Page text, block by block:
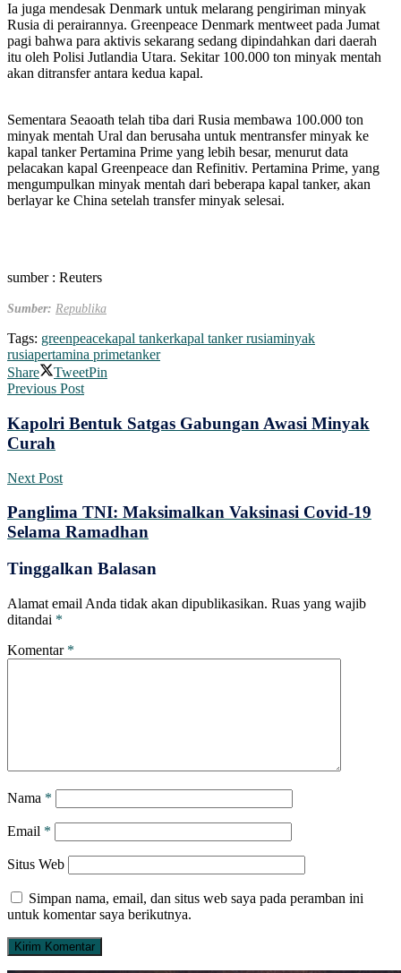
Ia juga mendesak Denmark untuk melarang pengiriman minyak
Rusia di perairannya. Greenpeace Denmark mentweet pada Jumat
pagi bahwa para aktivis sekarang sedang dipindahkan dari daerah
itu oleh Polisi Jutlandia Utara. Sekitar 100.000 ton minyak mentah
akan ditransfer antara kedua kapal.
Sementara Seaoath telah tiba dari Rusia membawa 100.000 ton
minyak mentah Ural dan berusaha untuk mentransfer minyak ke
kapal tanker Pertamina Prime yang lebih besar, menurut data
pelacakan kapal Greenpeace dan Refinitiv. Pertamina Prime, yang
mengumpulkan minyak mentah dari beberapa kapal tanker, akan
berlayar ke China setelah transfer minyak selesai.
sumber : Reuters
Sumber: Republika
Tags: greenpeacekapal tankerkapal tanker rusiaminyak
rusiapertamina primetanker
Share
TweetPin
Previous Post
Kapolri Bentuk Satgas Gabungan Awasi Minyak
Curah
Next Post
Panglima TNI: Maksimalkan Vaksinasi Covid-19
Selama Ramadhan
Tinggalkan Balasan
Alamat email Anda tidak akan dipublikasikan. Ruas yang wajib
ditandai *
Komentar *
Nama *
Email *
Situs Web
Simpan nama, email, dan situs web saya pada peramban ini
untuk komentar saya berikutnya.